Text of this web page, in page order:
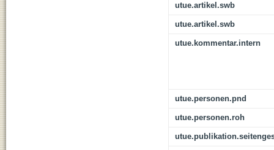
utue.artikel.swb
utue.artikel.swb
utue.kommentar.intern
utue.personen.pnd
utue.personen.roh